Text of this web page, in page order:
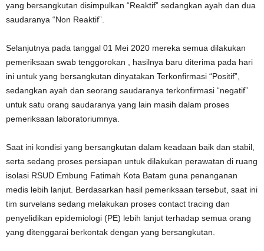
yang bersangkutan disimpulkan “Reaktif” sedangkan ayah dan dua
saudaranya “Non Reaktif”.
Selanjutnya pada tanggal 01 Mei 2020 mereka semua dilakukan
pemeriksaan swab tenggorokan , hasilnya baru diterima pada hari
ini untuk yang bersangkutan dinyatakan Terkonfirmasi “Positif”,
sedangkan ayah dan seorang saudaranya terkonfirmasi “negatif”
untuk satu orang saudaranya yang lain masih dalam proses
pemeriksaan laboratoriumnya.
Saat ini kondisi yang bersangkutan dalam keadaan baik dan stabil,
serta sedang proses persiapan untuk dilakukan perawatan di ruang
isolasi RSUD Embung Fatimah Kota Batam guna penanganan
medis lebih lanjut. Berdasarkan hasil pemeriksaan tersebut, saat ini
tim survelans sedang melakukan proses contact tracing dan
penyelidikan epidemiologi (PE) lebih lanjut terhadap semua orang
yang ditenggarai berkontak dengan yang bersangkutan.